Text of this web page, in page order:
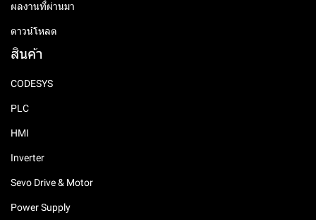
ผลงานที่ผ่านมา
ดาวน์โหลด
สินค้า
CODESYS
PLC
HMI
Inverter
Sevo Drive & Motor
Power Supply